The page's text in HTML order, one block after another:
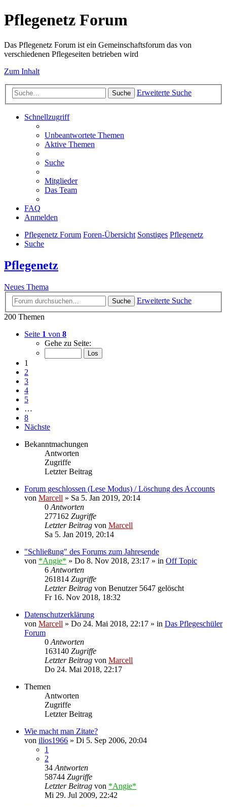
Pflegenetz Forum
Das Pflegenetz Forum ist ein Gemeinschaftsforum das von
verschiedenen Pflegeseiten betrieben wird
Zum Inhalt
Suche Erweiterte Suche
Schnellzugriff
Unbeantwortete Themen
Aktive Themen
Suche
Mitglieder
Das Team
FAQ
Anmelden
Pflegenetz Forum Foren-Übersicht Sonstiges Pflegenetz
Suche
Pflegenetz
Neues Thema
Suche
Erweiterte Suche
200 Themen
Seite 1 von 8
Gehe zu Seite:
1
2
3
4
5
…
8
Nächste
Bekanntmachungen
Antworten
Zugriffe
Letzter Beitrag
Forum geschlossen (Lese Modus) / Löschung des Accounts
von Marcell » Sa 5. Jan 2019, 20:14
0 Antworten
277162 Zugriffe
Letzter Beitrag von Marcell
Sa 5. Jan 2019, 20:14
"Schließung" des Forums zum Jahresende
von *Angie* » Do 8. Nov 2018, 23:17 » in Off Topic
6 Antworten
261814 Zugriffe
Letzter Beitrag von Benutzer 5647 gelöscht
Fr 16. Nov 2018, 18:32
Datenschutzerklärung
von Marcell » Do 24. Mai 2018, 22:17 » in Das Pflegeschüler
Forum
0 Antworten
163140 Zugriffe
Letzter Beitrag von Marcell
Do 24. Mai 2018, 22:17
Themen
Antworten
Zugriffe
Letzter Beitrag
Wie macht man Zitate?
von ilios1966 » Di 5. Sep 2006, 20:04
1
2
34 Antworten
58744 Zugriffe
Letzter Beitrag von *Angie*
Mi 29. Jul 2009, 22:42